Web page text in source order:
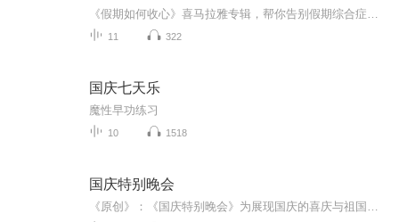
11 322
国庆七天乐
魔性早功练习
10 1518
国庆特别晚会